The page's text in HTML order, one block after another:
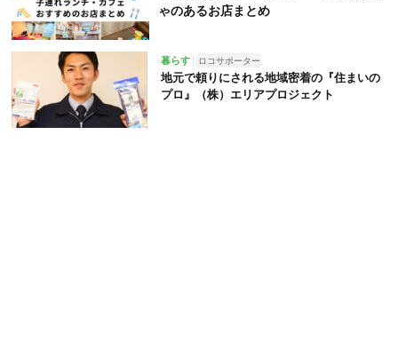
ゃのあるお店まとめ
暮らす ロコサポーター
地元で頼りにされる地域密着の『住まいの
プロ』（株）エリアプロジェクト